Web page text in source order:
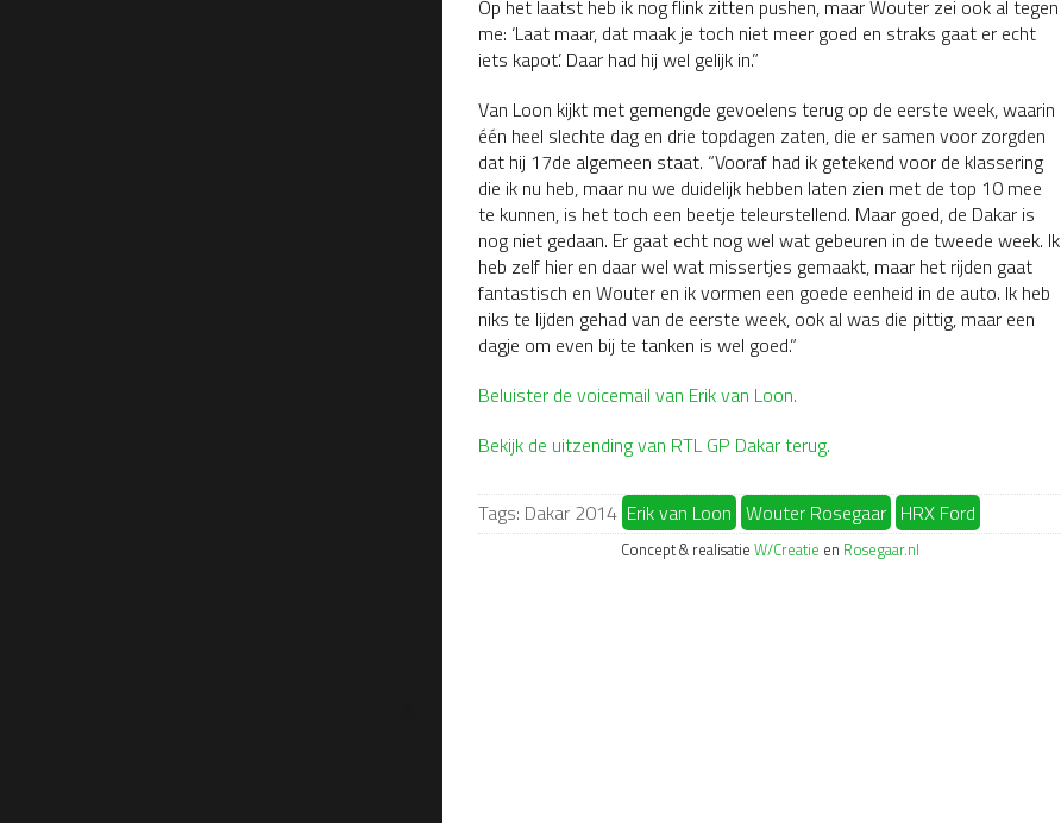
Op het laatst heb ik nog flink zitten pushen, maar Wouter zei ook al tegen
me: ‘Laat maar, dat maak je toch niet meer goed en straks gaat er echt
iets kapot’. Daar had hij wel gelijk in.”
Van Loon kijkt met gemengde gevoelens terug op de eerste week, waarin
één heel slechte dag en drie topdagen zaten, die er samen voor zorgden
dat hij 17de algemeen staat. “Vooraf had ik getekend voor de klassering
die ik nu heb, maar nu we duidelijk hebben laten zien met de top 10 mee
te kunnen, is het toch een beetje teleurstellend. Maar goed, de Dakar is
nog niet gedaan. Er gaat echt nog wel wat gebeuren in de tweede week. Ik
heb zelf hier en daar wel wat missertjes gemaakt, maar het rijden gaat
fantastisch en Wouter en ik vormen een goede eenheid in de auto. Ik heb
niks te lijden gehad van de eerste week, ook al was die pittig, maar een
dagje om even bij te tanken is wel goed.”
Beluister de voicemail van Erik van Loon.
Bekijk de uitzending van RTL GP Dakar terug.
Tags: Dakar 2014 Erik van Loon Wouter Rosegaar HRX Ford
Concept & realisatie W/Creatie en Rosegaar.nl